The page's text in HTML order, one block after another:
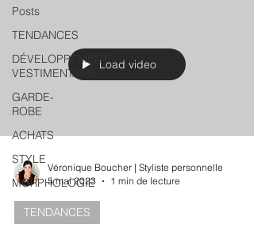
Posts
TENDANCES
DÉVELOPPEMENT
VESTIMENTAIRE
GARDE-
ROBE
ACHATS
STYLE
MORPHOLOGIE
Load video
Véronique Boucher | Styliste personnelle
5 mai 2023
1 min de lecture
TENDANCES